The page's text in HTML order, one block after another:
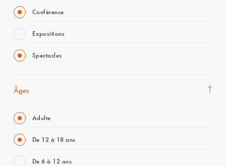
Conférence
Expositions
Spectacles
Âges
Adulte
De 12 à 18 ans
De 6 à 12 ans